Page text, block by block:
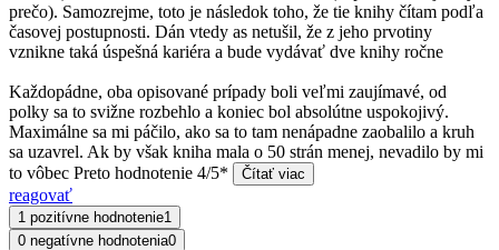
prečo). Samozrejme, toto je následok toho, že tie knihy čítam podľa
časovej postupnosti. Dán vtedy as netušil, že z jeho prvotiny
vznikne taká úspešná kariéra a bude vydávať dve knihy ročne
Každopádne, oba opisované prípady boli veľmi zaujímavé, od
polky sa to svižne rozbehlo a koniec bol absolútne uspokojivý.
Maximálne sa mi páčilo, ako sa to tam nenápadne zaobalilo a kruh
sa uzavrel. Ak by však kniha mala o 50 strán menej, nevadilo by mi
to vôbec Preto hodnotenie 4/5*
Čítať viac
reagovať
1 pozitívne hodnotenie1
0 negatívne hodnotenia0